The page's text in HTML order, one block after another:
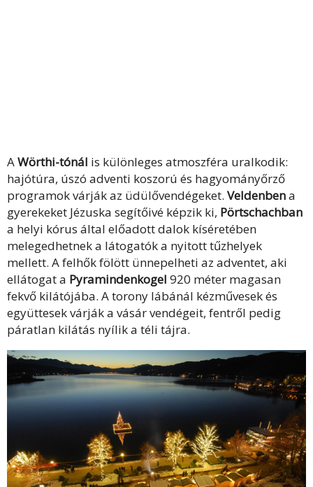
AWörthi-tónál is különleges atmoszféra uralkodik:
hajótúra, úszó adventi koszorú és hagyományőrző
programok várják az üdülővendégeket. Veldenbena
gyerekeket Jézuska segítőivé képzik ki, Pörtschachban
a helyi kórus által előadott dalok kíséretében
melegedhetnek a látogatók a nyitott tűzhelyek
mellett. A felhők fölött ünnepelheti az adventet, aki
ellátogat a Pyramindenkogel 920 méter magasan
fekvő kilátójába. A torony lábánál kézművesek és
együttesek várják a vásár vendégeit, fentről pedig
páratlan kilátás nyílik a téli tájra.